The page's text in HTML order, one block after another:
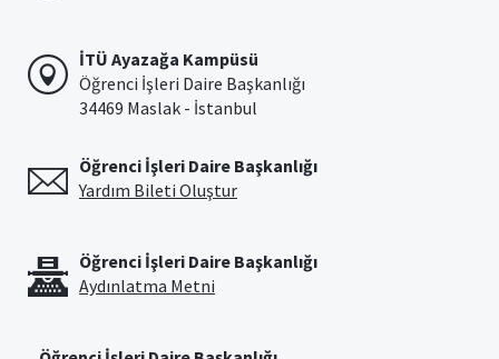
İTÜ Ayazağa Kampüsü
Öğrenci İşleri Daire Başkanlığı
34469 Maslak - İstanbul
Öğrenci İşleri Daire Başkanlığı
Yardım Bileti Oluştur
Öğrenci İşleri Daire Başkanlığı
Aydınlatma Metni